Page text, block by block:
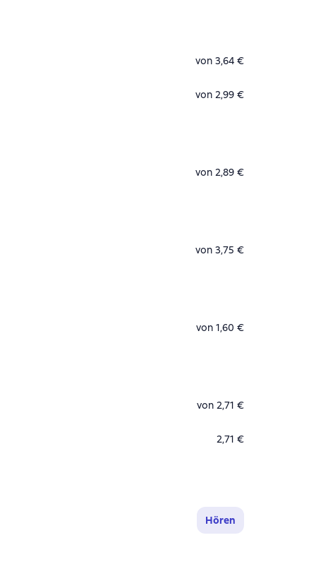
von 3,64 €
von 2,99 €
von 2,89 €
von 3,75 €
von 1,60 €
von 2,71 €
2,71 €
Hören